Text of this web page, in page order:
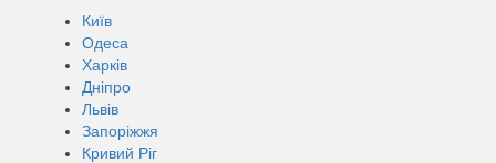
Київ
Одеса
Харків
Дніпро
Львів
Запоріжжя
Кривий Ріг